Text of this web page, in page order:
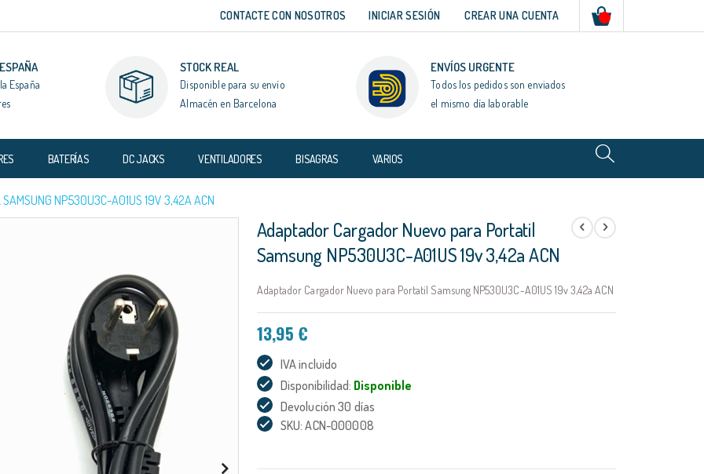
CONTACTE CON NOSOTROS INICIAR SESIÓN CREAR UNA CUENTA
España
STOCK REAL
Disponible para su envío
Almacén en Barcelona
ENVÍOS URGENTE
Todos los pedidos son enviados
el mismo día laborable
BATERÍAS DC JACKS VENTILADORES BISAGRAS VARIOS
SAMSUNG NP530U3C-A01US 19V 3,42A ACN
Adaptador Cargador Nuevo para Portatil
Samsung NP530U3C-A01US 19v 3,42a ACN
Adaptador Cargador Nuevo para Portatil Samsung NP530U3C-A01US 19v 3,42a ACN
13,95 €
IVA incluido
Disponibilidad: Disponible
Devolución 30 días
SKU: ACN-000008